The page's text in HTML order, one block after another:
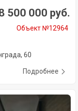
500 000 руб.
Объект №12964
60
Подробнее